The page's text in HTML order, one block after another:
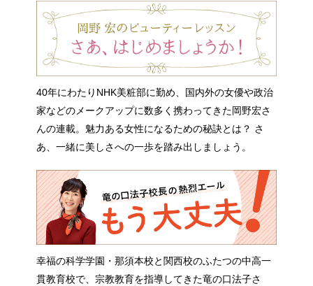
40年にわたりNHK美粧部に勤め、国内外の女優や政治
家などのメークアップに数多く携わってきた岡野宏さ
んの連載。魅力ある女性になるための秘訣とは？ さ
あ、一緒に美しさへの一歩を踏み出しましょう。
幸福の科学学園・那須本校と関西校のふたつの中高一
貫教育校で、宗教教育を指導してきた竜の口法子さ